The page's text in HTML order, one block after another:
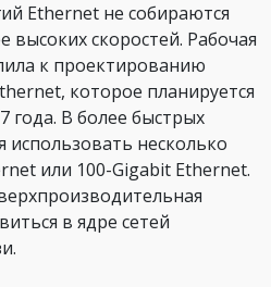
Ethernet не собираются
высоких скоростей. Рабочая
к проектированию
которое планируется
года. В более быстрых
использовать несколько
или 100-Gigabit Ethernet.
в ядре сетей